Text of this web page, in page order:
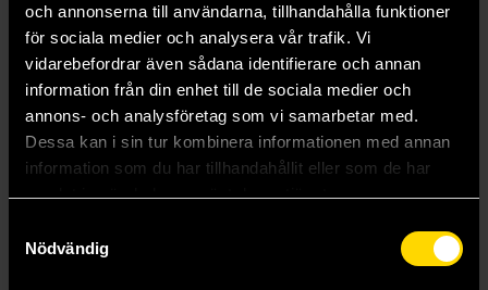
och annonserna till användarna, tillhandahålla funktioner
för sociala medier och analysera vår trafik. Vi
vidarebefordrar även sådana identifierare och annan
information från din enhet till de sociala medier och
annons- och analysföretag som vi samarbetar med.
Dessa kan i sin tur kombinera informationen med annan
information som du har tillhandahållit eller som de har
samlat in när du har använt deras tjänster.
Nödvändig
Foundryside
Robert Jackson Bennett
179 kr
Shorefall
Robert Jackson Bennett
199 kr